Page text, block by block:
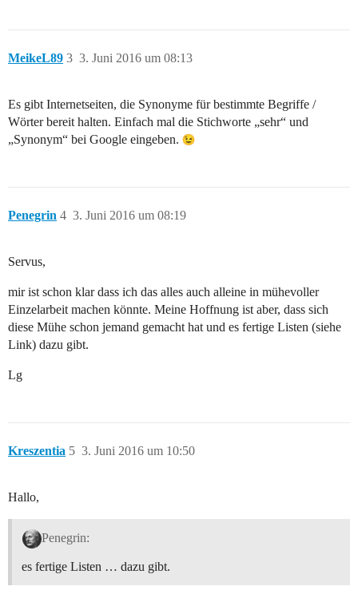
MeikeL89 3. Juni 2016 um 08:13
3
Es gibt Internetseiten, die Synonyme für bestimmte Begriffe /
Wörter bereit halten. Einfach mal die Stichworte „sehr“ und
„Synonym“ bei Google eingeben.
Penegrin 3. Juni 2016 um 08:19
4
Servus,
mir ist schon klar dass ich das alles auch alleine in mühevoller
Einzelarbeit machen könnte. Meine Hoffnung ist aber, dass sich
diese Mühe schon jemand gemacht hat und es fertige Listen (siehe
Link) dazu gibt.
Lg
Kreszentia 3. Juni 2016 um 10:50
5
Hallo,
Penegrin:
es fertige Listen … dazu gibt.